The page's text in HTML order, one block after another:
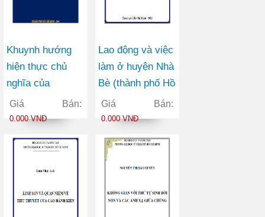
Khuynh hướng
hiện thực chủ
nghĩa của
Margaret Mitchell
trong tác phẩm
Giá Bán:
0.000 VNĐ
Lao động và việc
làm ở huyện Nhà
Bè (thành phố Hồ
Chí Minh) trong
thời kì công
đại hóa
Giá Bán:
0.000 VNĐ